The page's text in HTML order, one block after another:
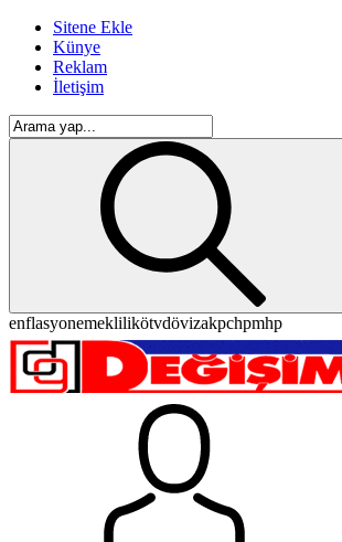
Sitene Ekle
Künye
Reklam
İletişim
enflasyonemeklilikötvdövizakpchpmhp